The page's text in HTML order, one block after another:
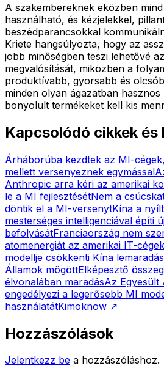
A szakembereknek eközben
használható, és kézjelekkel,
beszédparancsokkal
Kriete hangsúlyozta, hogy az
jobb minőségben teszi lehetővé
megvalósítását, miközben a
produktívabb, gyorsabb és
minden olyan ágazatban
bonyolult termékeket kell kis
Kapcsolódó cikkek és
Árháborúba kezdtek az MI-
mellett versenyeznek egymással
Anthropic arra kéri az amerikai
le a MI fejlesztésétNem a
döntik el a MI-versenytKína a
mesterséges intelligenciával építi
befolyásátFranciaország nem
atomenergiát az amerikai IT-
modellje csökkenti Kína
Államok mögöttElképesztő
élvonalában maradásAz Egyesült
engedélyezi a legerősebb MI
használatátKimoknow ↗
Hozzászólások
Jelentkezz be a hozzászóláshoz.